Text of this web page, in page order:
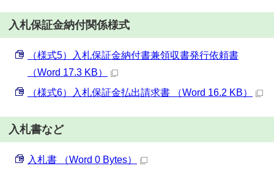
入札保証金納付関係様式
（様式5）入札保証金納付書兼領収書発行依頼書
（Word 17.3 KB）
（様式6）入札保証金払出請求書 （Word 16.2 KB）
入札書など
入札書 （Word 0 Bytes）